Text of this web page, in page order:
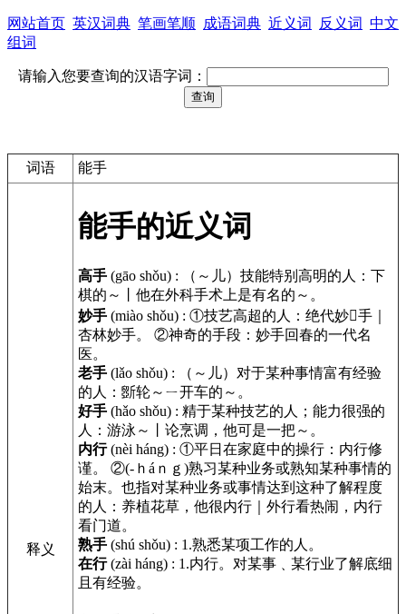
网站首页 英汉词典 笔画笔顺 成语词典 近义词 反义词 中文
组词
请输入您要查询的汉语字词：
词语 能手
释义
能手的近义词
高手 (gāo shǒu) :
（～儿）技能特别高明的人：下
棋的～丨他在外科手术上是有名的～。
妙手 (miào shǒu) : ①技艺高超的人：绝代妙手｜
杏林妙手。 ②神奇的手段：妙手回春的一代名
医。
老手 (lǎo shǒu) :
（～儿）对于某种事情富有经验
的人：斵轮～ㄧ开车的～。
好手 (hǎo shǒu) : 精于某种技艺的人；能力很强的
人：游泳～丨论烹调，他可是一把～。
内行 (nèi háng) : ①平日在家庭中的操行：内行修
谨。 ②(-ｈáｎｇ)熟习某种业务或熟知某种事情的
始末。也指对某种业务或事情达到这种了解程度
的人：养植花草，他很内行｜外行看热闹，内行
看门道。
熟手 (shú shǒu) : 1.熟悉某项工作的人。
在行 (zài háng) : 1.内行。对某事﹑某行业了解底细
且有经验。